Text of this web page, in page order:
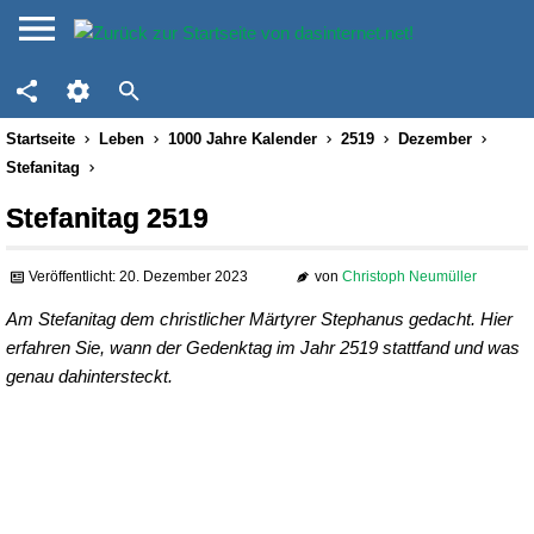
Startseite Leben 1000 Jahre Kalender 2519
Dezember
Stefanitag
Stefanitag 2519
Veröffentlicht: 20. Dezember 2023 von Christoph Neumüller
Am Stefanitag dem christlicher Märtyrer Stephanus gedacht. Hier
erfahren Sie, wann der Gedenktag im Jahr 2519 stattfand und was
genau dahintersteckt.